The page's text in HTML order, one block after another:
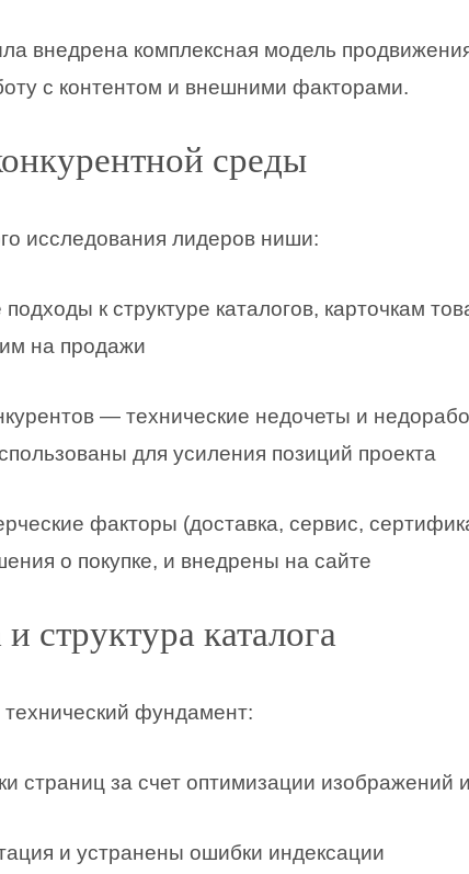
внедрена комплексная модель
с контентом и внешними факторами.
среды
исследования лидеров ниши:
к структуре каталогов, карточкам
на продажи
— технические недочеты и
для усиления позиций проекта
факторы (доставка, сервис,
о покупке, и внедрены на сайте
структура каталога
фундамент:
страниц за счет оптимизации изображений
и устранены ошибки индексации